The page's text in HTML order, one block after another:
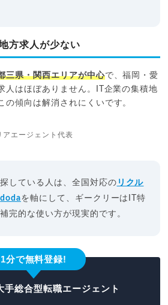
方求人が少ない
三県・関西エリアが中心で、福岡・愛
人はほぼありません。IT企業の集積地
の傾向は解消されにくいです。
アエージェント代表
している人は、全国対応の リクル
dodaを軸にして、ギークリーはIT特
完的な使い方が現実的です。
1分で無料登録!
手総合型転職エージェント